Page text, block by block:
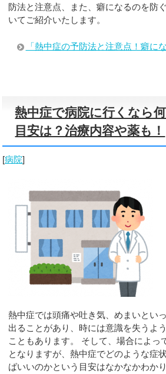
防法と注意点、また、癖になるのを防
いてご紹介いたします。
「熱中症の予防法と注意点！癖に
熱中症で病院に行くなら
目安は？治療内容や薬も！
[病院]
熱中症では頭痛や吐き気、めまいとい
出ることがあり、時には意識を失うよ
こともあります。 そして、場合によっ
となりますが、熱中症でどのような症
ばいいのかという目安はなかなかわか